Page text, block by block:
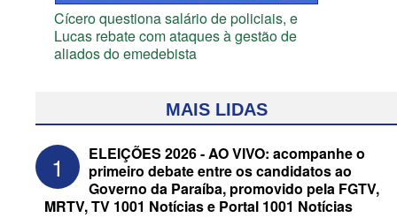
Cícero questiona salário de policiais, e
Lucas rebate com ataques à gestão de
aliados do emedebista
MAIS LIDAS
1
ELEIÇÕES 2026 - AO VIVO: acompanhe o
primeiro debate entre os candidatos ao
Governo da Paraíba, promovido pela FGTV,
MRTV, TV 1001 Notícias e Portal 1001 Notícias